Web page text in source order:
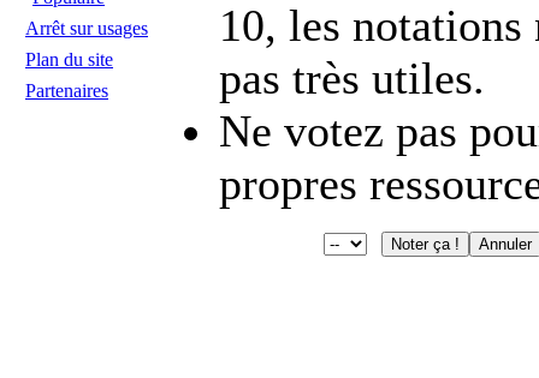
Arrêt sur usages
Plan du site
Partenaires
10, les notations
pas très utiles.
Ne votez pas
propres